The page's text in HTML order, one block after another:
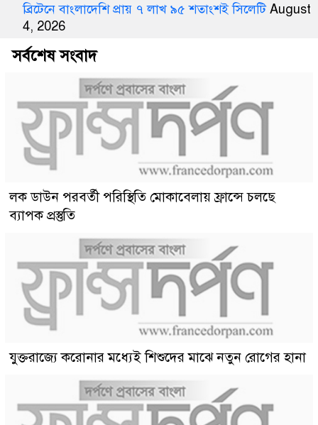
ব্রিটেনে বাংলাদেশি প্রায় ৭ লাখ ৯৫ শতাংশই সিলেটি August
4, 2026
সর্বশেষ সংবাদ
লক ডাউন পরবর্তী পরিস্থিতি মোকাবেলায় ফ্রান্সে চলছে
ব্যাপক প্রস্তুতি
যুক্তরাজ্যে করোনার মধ্যেই শিশুদের মাঝে নতুন রোগের হানা